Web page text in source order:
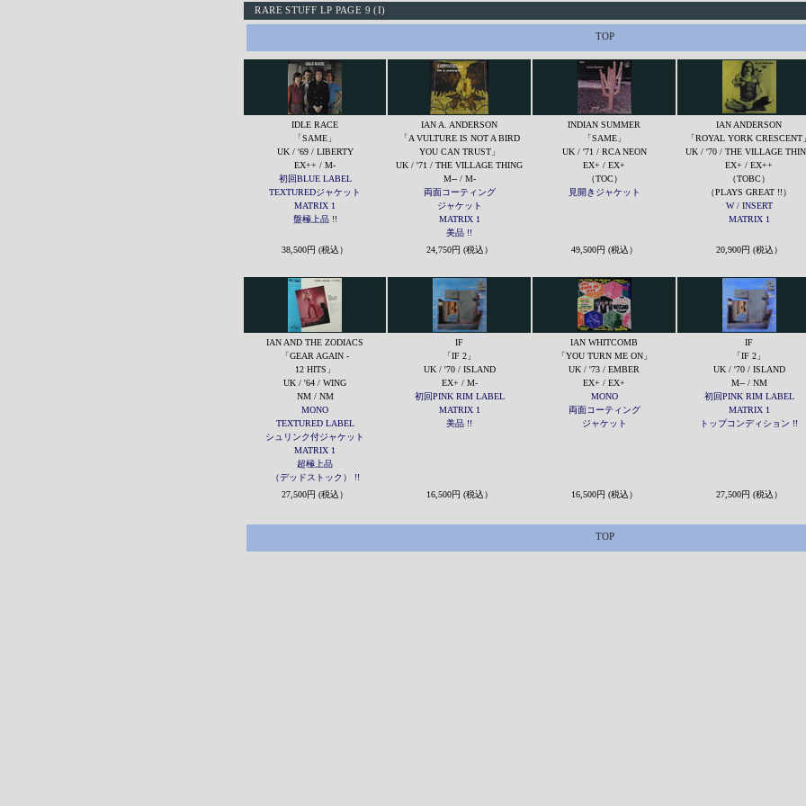
RARE STUFF LP PAGE 9 (I)
TOP
IDLE RACE
「SAME」
UK / '69 / LIBERTY
EX++ / M-
初回BLUE LABEL
TEXTUREDジャケット
MATRIX 1
盤極上品 !!
IAN A. ANDERSON
「A VULTURE IS NOT A BIRD
YOU CAN TRUST」
UK / '71 / THE VILLAGE THING
M-- / M-
両面コーティング
ジャケット
MATRIX 1
美品 !!
INDIAN SUMMER
「SAME」
UK / '71 / RCA NEON
EX+ / EX+
（TOC）
見開きジャケット
IAN ANDERSON
「ROYAL YORK CRESCENT」
UK / '70 / THE VILLAGE
EX+ / EX++
（TOBC）
（PLAYS GREAT !!）
W / INSERT
MATRIX 1
38,500円 (税込） 24,750円 (税込） 49,500円 (税込） 20,900円 (税込）
IAN AND THE ZODIACS
「GEAR AGAIN -
12 HITS」
UK / '64 / WING
NM / NM
MONO
TEXTURED LABEL
シュリンク付ジャケット
MATRIX 1
超極上品
（デッドストック） !!
IF
「IF 2」
UK / '70 / ISLAND
EX+ / M-
初回PINK RIM LABEL
MATRIX 1
美品 !!
IAN WHITCOMB
「YOU TURN ME ON」
UK / '73 / EMBER
EX+ / EX+
MONO
両面コーティング
ジャケット
IF
「IF 2」
UK / '70 / ISLAND
M-- / NM
初回PINK RIM LABEL
MATRIX 1
トップコンディション !!
27,500円 (税込） 16,500円 (税込） 16,500円 (税込） 27,500円 (税込）
TOP